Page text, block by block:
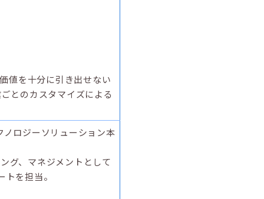
値を十分に引き出せない
とのカスタマイズによる
ロジーソリューション本
グ、マネジメントとして
を担当。